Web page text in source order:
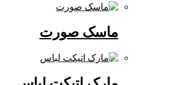
ماسک صورت